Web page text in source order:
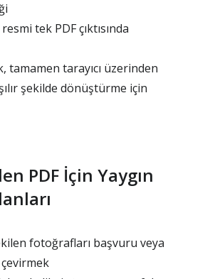
tek PDF çıktısında
tamamen tarayıcı üzerinden
şekilde dönüştürme için
PDF İçin Yaygın
fotoğrafları başvuru veya
çevirmek